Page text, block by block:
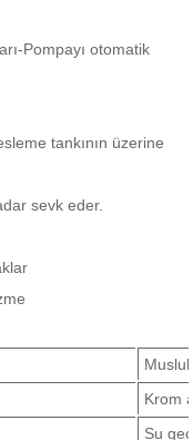
Pompayı otomatik
tankının üzerine
sevk eder.
Krom
Su